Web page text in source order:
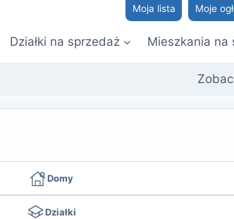
Moja lista Moje
Działki na sprzedaż Mieszkania na
Domy
Działki